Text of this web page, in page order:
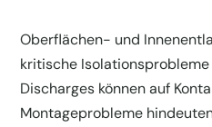
Oberflächen- und
kritische
Discharges können auf
Montageprobleme